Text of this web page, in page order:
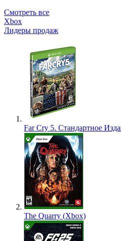
Смотреть все
Xbox
Лидеры продаж
Far Cry 5. Стандартное
The Quarry (Xbox)